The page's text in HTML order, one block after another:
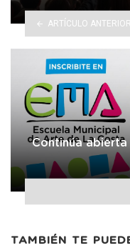
ARTÍCULO ANTERIOR
Continúa abierta
TAMBIÉN TE